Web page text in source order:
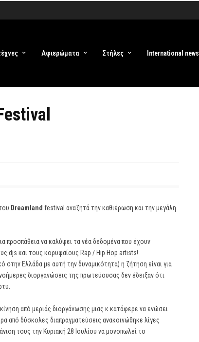
Αφιερώματα Στήλες International news
Dreamland festival αναζητά την καθιέρωση και την μεγάλη
προσπάθεια να καλύψει τα νέα δεδομένα που έχουν
djs και τους κορυφαίους Rap / Hip Hop artists!
Ελλάδα με αυτή την δυναμικότητα) η ζήτηση είναι για
διοργανώσεις της πρωτεύουσας δεν έδειξαν ότι
από μεριάς διοργάνωσης μιας κ κατάφερε να ενώσει
από δύσκολες διαπραγματεύσεις ανακοινώθηκε λίγες
τους την Κυριακή 28 Ιουλίου να μονοπωλεί το